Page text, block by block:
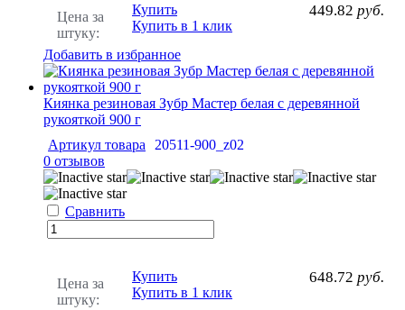
Цена за
штуку:
449.82 руб.
Купить
Купить в 1 клик
Добавить в избранное
Киянка резиновая Зубр Мастер белая с деревянной
рукояткой 900 г
Артикул товара
20511-900_z02
0 отзывов
Сравнить
Цена за
штуку:
648.72 руб.
Купить
Купить в 1 клик